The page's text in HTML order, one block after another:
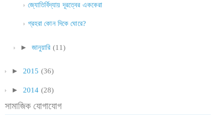
জ্যোতির্বিদ্যায় দূরত্বের এককেরা
গ্রহরা কোন দিকে ঘোরে?
► জানুয়ারি (11)
► 2015 (36)
► 2014 (28)
সামাজিক যোগাযোগ